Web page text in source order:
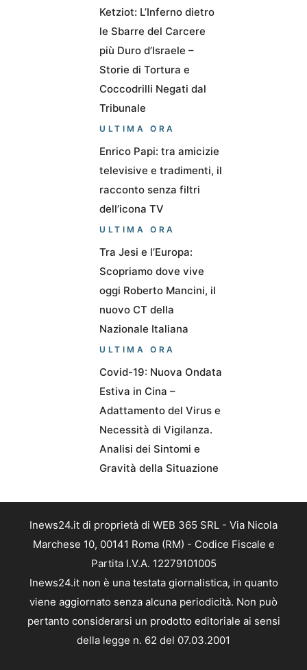
Ketziot: L’Inferno dietro
le Sbarre del Carcere
più Duro d’Israele –
Storie di Tortura e
Coccodrilli Negati dal
Tribunale
ULTIMA ORA
Enrico Papi: tra amicizie
televisive e tradimenti, il
racconto senza filtri
dell’icona TV
ULTIMA ORA
Tra Jesi e l’Europa:
Scopriamo dove vive
oggi Roberto Mancini, il
nuovo CT della
Nazionale Italiana
ULTIMA ORA
Covid-19: Nuova Ondata
Estiva in Cina –
Adattamento del Virus e
Necessità di Vigilanza.
Analisi dei Sintomi e
Gravità della Situazione
Inews24.it di proprietà di WEB 365 SRL - Via Nicola
Marchese 10, 00141 Roma (RM) - Codice Fiscale e
Partita I.V.A. 12279101005
Inews24.it non è una testata giornalistica, in quanto
viene aggiornato senza alcuna periodicità. Non può
pertanto considerarsi un prodotto editoriale ai sensi
della legge n. 62 del 07.03.2001